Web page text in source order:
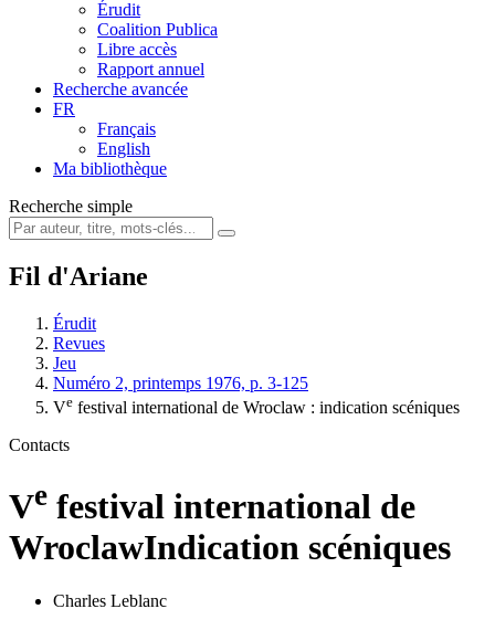
Érudit
Coalition Publica
Libre accès
Rapport annuel
Recherche avancée
FR
Français
English
Ma bibliothèque
Recherche simple
Fil d'Ariane
Érudit
Revues
Jeu
Numéro 2, printemps 1976, p. 3-125
Ve festival international de Wroclaw : indication scéniques
Contacts
Ve festival international de
WroclawIndication scéniques
Charles Leblanc